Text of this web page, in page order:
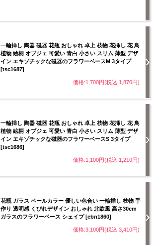
一輪挿し 陶器 磁器 花瓶 おしゃれ 卓上 枝物 花挿し 花 鳥
植物 絵柄 オブジェ 可愛い 青白 小さい スリム 薄型 デザ
イン エキゾチックな磁器のフラワーベースM 3タイプ
[tsc1687]
価格:1,700円(税込 1,870円)
一輪挿し 陶器 磁器 花瓶 おしゃれ 卓上 枝物 花挿し 花 鳥
植物 絵柄 オブジェ 可愛い 青白 小さい スリム 薄型 デザ
イン エキゾチックな磁器のフラワーベースS 3タイプ
[tsc1686]
価格:1,100円(税込 1,210円)
花瓶 ガラス ペールカラー 優しい色合い 一輪挿し 枝物 手
作り 透明感 くびれデザイン おしゃれ 北欧風 高さ30cm
ガラスのフラワーベース シェイプ [ebn1860]
価格:3,100円(税込 3,410円)